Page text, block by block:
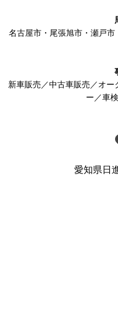
名古屋市 ・ 尾張旭市 ・ 瀬戸市
新車販売／中古車販売／オ
ー／車
愛知県日